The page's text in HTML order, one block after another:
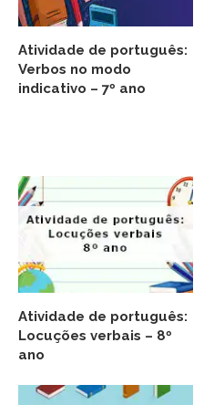
Atividade de português:
Verbos no modo
indicativo – 7º ano
Atividade de português:
Locuções verbais – 8º
ano